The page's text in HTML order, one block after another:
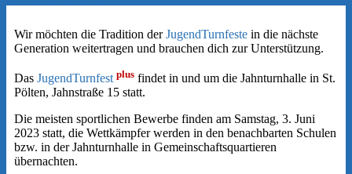
Wir möchten die Tradition derJugendTurnfeste in die nächste
Generation weitertragen und brauchen dich zur Unterstützung.
Das JugendTurnfest plus findet in und um die Jahnturnhalle in St.
Pölten, Jahnstraße 15 statt.
Die meisten sportlichen Bewerbe finden am Samstag, 3. Juni
2023 statt, die Wettkämpfer werden in den benachbarten Schulen
bzw. in der Jahnturnhalle in Gemeinschaftsquartieren
übernachten.